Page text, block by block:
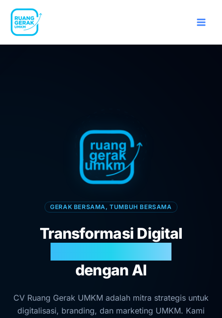
konten
GERAK BERSAMA, TUMBUH BERSAMA
Transformasi Digital
dengan AI
CV Ruang Gerak UMKM adalah mitra strategis untuk
digitalisasi, branding, dan marketing UMKM. Kami